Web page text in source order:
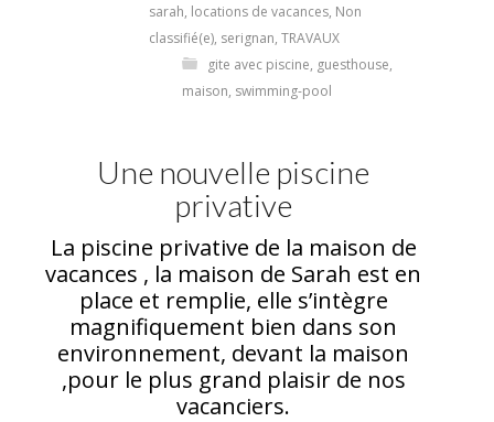
sarah, locations de vacances, Non
classifié(e), serignan, TRAVAUX
gite avec piscine, guesthouse,
maison, swimming-pool
Une nouvelle piscine
privative
La piscine privative de la maison de
vacances , la maison de Sarah est en
place et remplie, elle s’intègre
magnifiquement bien dans son
environnement, devant la maison
,pour le plus grand plaisir de nos
vacanciers.